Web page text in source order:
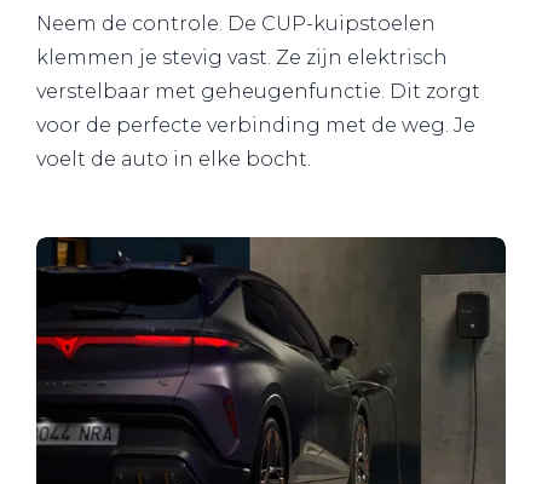
Neem de controle. De CUP-kuipstoelen
klemmen je stevig vast. Ze zijn elektrisch
verstelbaar met geheugenfunctie. Dit zorgt
voor de perfecte verbinding met de weg. Je
voelt de auto in elke bocht.